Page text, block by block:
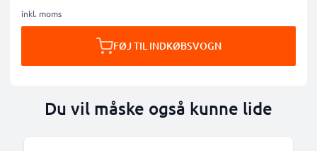
inkl. moms
FØJ TIL INDKØBSVOGN
Du vil måske også kunne lide